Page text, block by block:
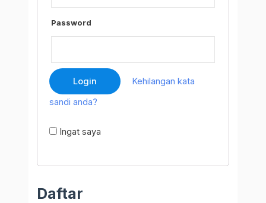
Password
Kehilangan kata
sandi anda?
Ingat saya
Daftar